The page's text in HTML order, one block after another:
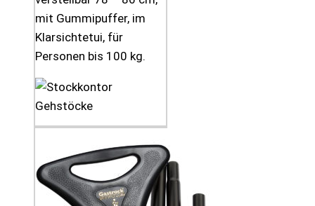
mit Gummipuffer, im
Klarsichtetui, für
Personen bis 100 kg.